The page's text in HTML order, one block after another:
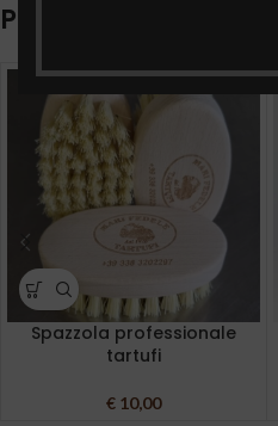
Prodotti correlati
Spazzola professionale
tartufi
€ 10,00